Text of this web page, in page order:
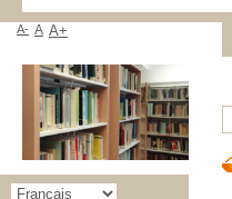
A- A A+